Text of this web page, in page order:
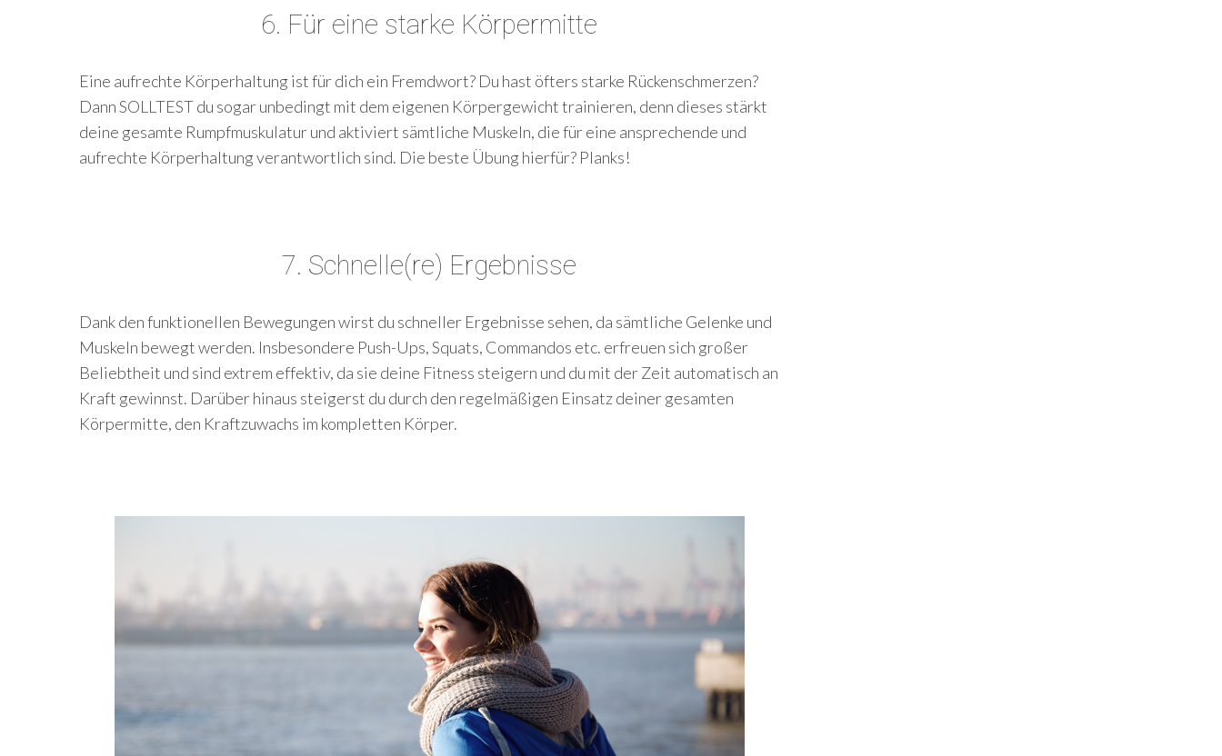
6. Für eine starke Körpermitte
Eine aufrechte Körperhaltung ist für dich ein Fremdwort? Du hast öfters starke Rückenschmerzen?
Dann SOLLTEST du sogar unbedingt mit dem eigenen Körpergewicht trainieren, denn dieses stärkt
deine gesamte Rumpfmuskulatur und aktiviert sämtliche Muskeln, die für eine ansprechende und
aufrechte Körperhaltung verantwortlich sind. Die beste Übung hierfür? Planks!
7. Schnelle(re) Ergebnisse
Dank den funktionellen Bewegungen wirst du schneller Ergebnisse sehen, da sämtliche Gelenke und
Muskeln bewegt werden. Insbesondere Push-Ups, Squats, Commandos etc. erfreuen sich großer
Beliebtheit und sind extrem effektiv, da sie deine Fitness steigern und du mit der Zeit automatisch an
Kraft gewinnst. Darüber hinaus steigerst du durch den regelmäßigen Einsatz deiner gesamten
Körpermitte, den Kraftzuwachs im kompletten Körper.